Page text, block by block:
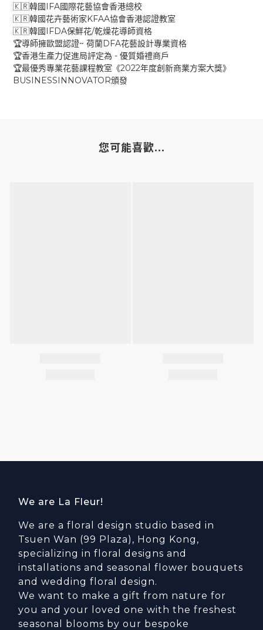
🇰🇷韓國 IFA國際花藝協會香港總校
🇰🇷韓國花卉藝術家 KFAA協會香港認證教室
🇰🇷韓國 IFDA保鮮花/乾燥花導師資格
🏆導師擁歐盟認證~ 荷蘭 DFA花藝設計專業資格
🏆香港生產力促進局評定為 - 優質婚禮商戶
🏆最優秀專業花藝課程教室《2022年度創新商業方案大獎》
BUSINESSINNOVATOR頒發
您可能喜歡...
We are La Fleur!
We are a floral design studio based in
Tsuen Wan (99 Plaza), Hong Kong,
specializing in floral designs and
installations and seasonal flower bouquets
and wedding floral design.
We want to make a gift from nature for
you and your loved one with the freshest
seasonal blooms by our bespoke